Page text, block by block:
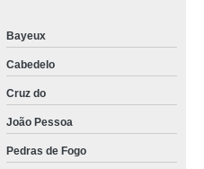
Bayeux
Cabedelo
Cruz do
João Pessoa
Pedras de Fogo